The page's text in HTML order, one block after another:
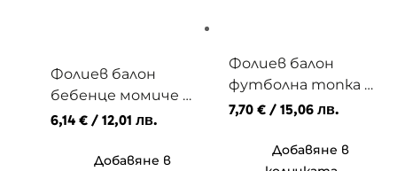
Фолиев балон
бебенце момиче с
хелий
6,14 € / 12,01 лв.
Добавяне в
Фолиев балон
футболна топка в
черно и бяло с
7,70 €/ 15,06 лв.
Добавяне в